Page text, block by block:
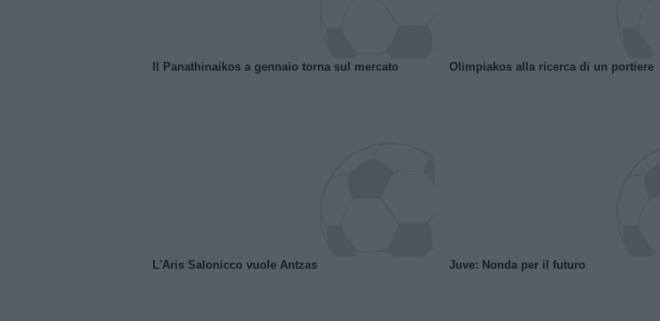
Il Panathinaikos a gennaio torna sul mercato Olimpiakos alla ricerca di un portiere
L'Aris Salonicco vuole Antzas Juve: Nonda per il futuro